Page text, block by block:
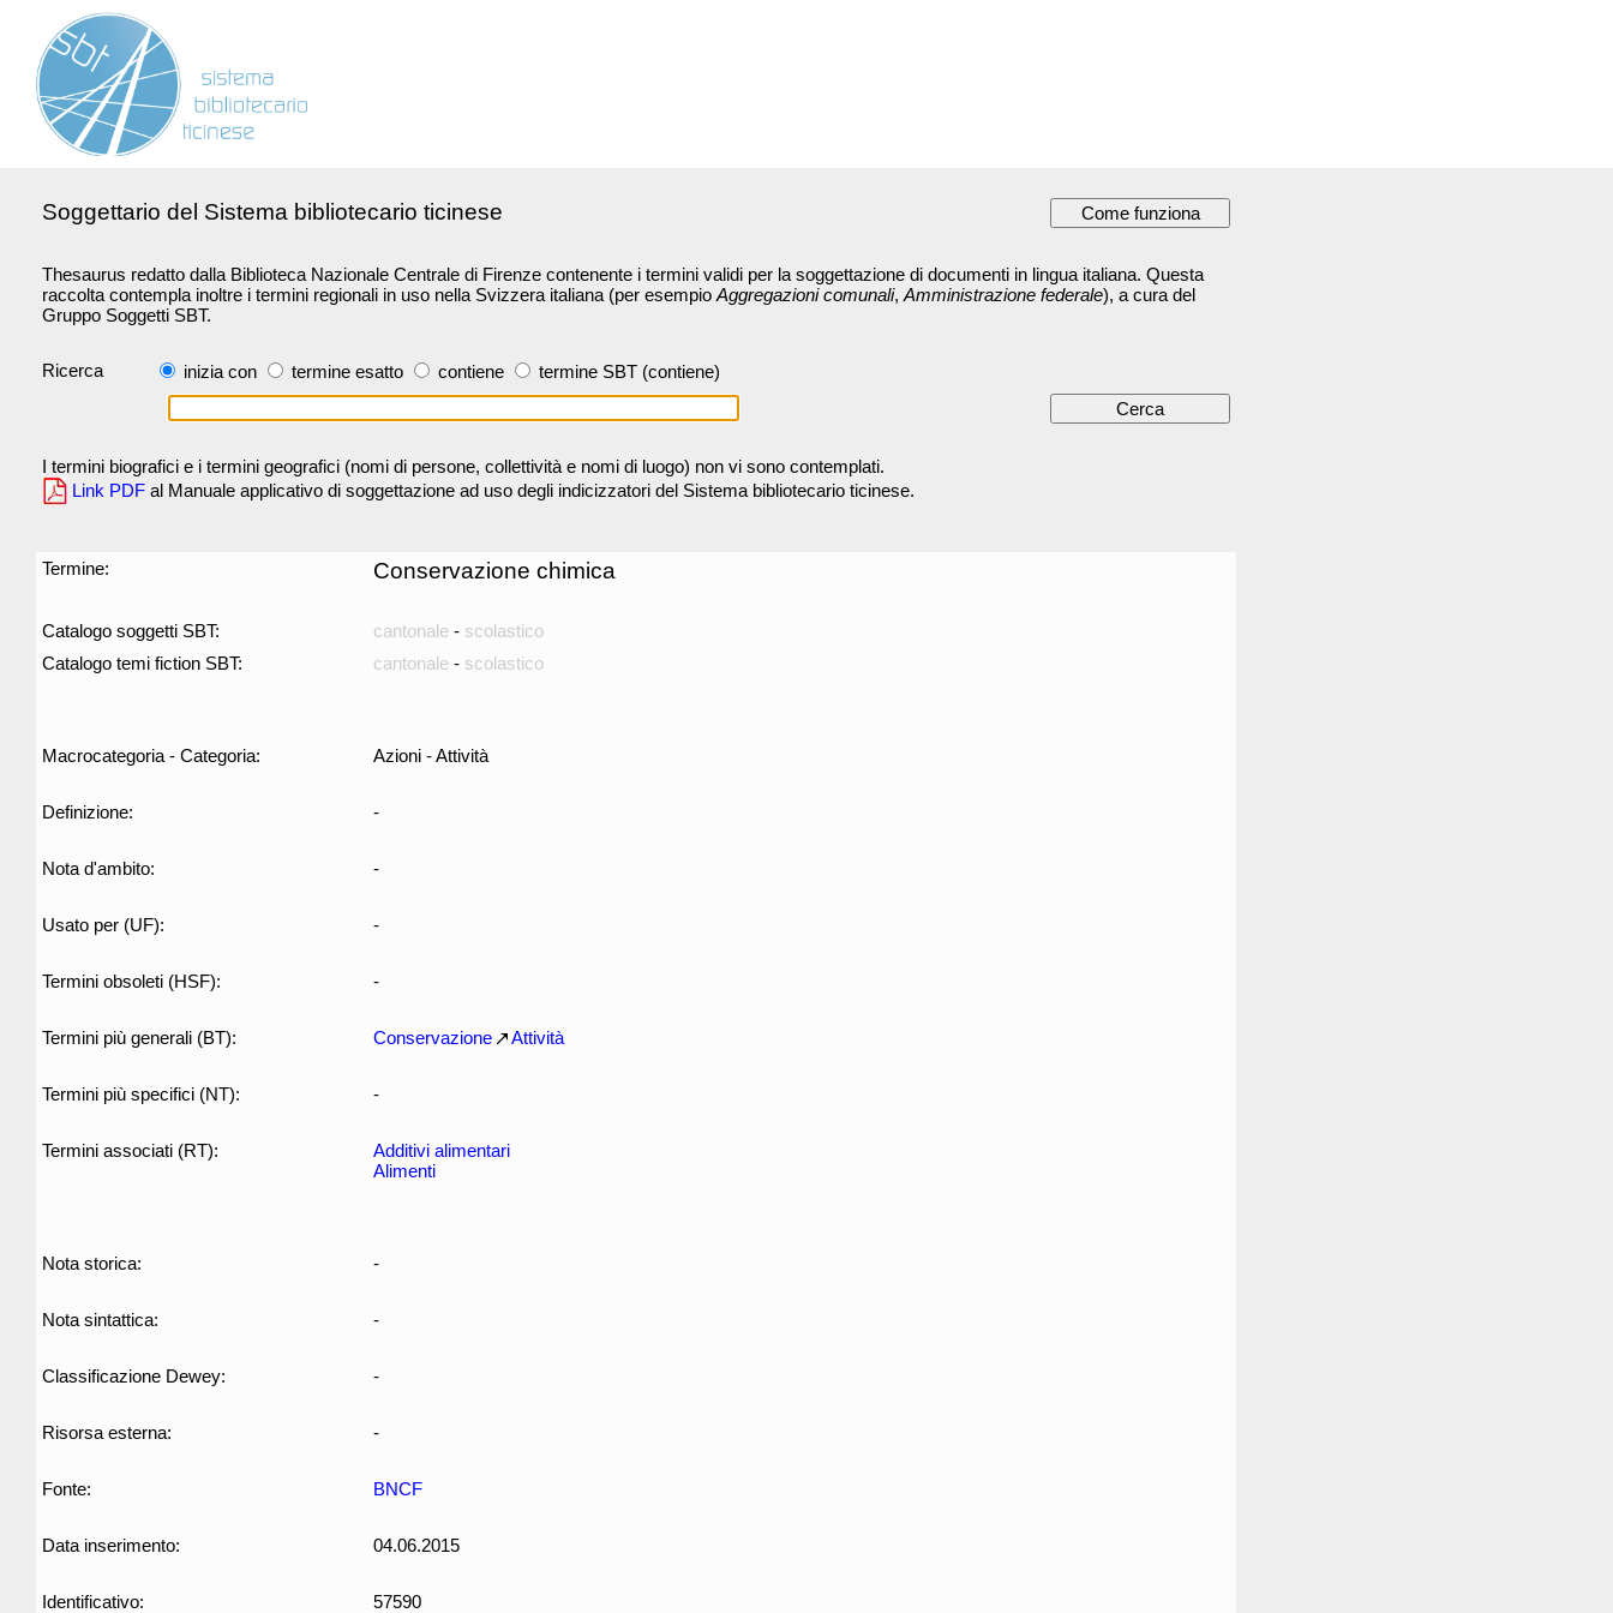
Soggettario del Sistema bibliotecario ticinese
Thesaurus redatto dalla Biblioteca Nazionale Centrale di Firenze contenente i termini validi per la soggettazione di documenti in lingua italiana. Questa
raccolta contempla inoltre i termini regionali in uso nella Svizzera italiana (per esempio Aggregazioni comunali, Amministrazione federale), a cura del
Gruppo Soggetti SBT.
Ricerca inizia con termine esatto contiene termine SBT (contiene)
I termini biografici e i termini geografici (nomi di persone, collettività e nomi di luogo) non vi sono contemplati.
Link PDF al Manuale applicativo di soggettazione ad uso degli indicizzatori del Sistema bibliotecario ticinese.
Termine: Conservazione chimica
Catalogo soggetti SBT: cantonale - scolastico
Catalogo temi fiction SBT:
cantonale - scolastico
Macrocategoria - Categoria: Azioni - Attività
Definizione: -
Nota d'ambito: -
Usato per (UF): -
Termini obsoleti (HSF): -
Termini più generali (BT): Conservazione Attività
Termini più specifici (NT): -
Termini associati (RT):
Additivi alimentari
Alimenti
Nota storica: -
Nota sintattica: -
Classificazione Dewey: -
Risorsa esterna: -
Fonte: BNCF
Data inserimento: 04.06.2015
Identificativo: 57590